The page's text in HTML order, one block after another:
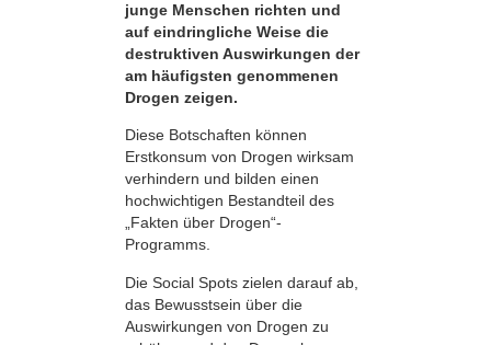
junge Menschen richten und
auf eindringliche Weise die
destruktiven Auswirkungen der
am häufigsten genommenen
Drogen zeigen.
Diese Botschaften können
Erstkonsum von Drogen wirksam
verhindern und bilden einen
hochwichtigen Bestandteil des
„Fakten über Drogen“-
Programms.
Die Social Spots zielen darauf ab,
das Bewusstsein über die
Auswirkungen von Drogen zu